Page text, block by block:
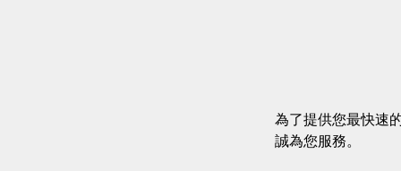
為了提供您最快速
誠為您服務。